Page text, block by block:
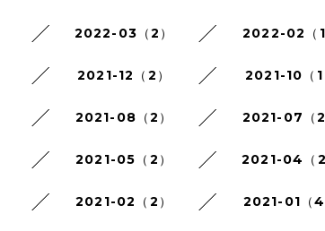
2022-03（2） 2022-02（
2021-12（2） 2021-10（1
2021-08（2） 2021-07（
2021-05（2） 2021-04（
2021-02（2） 2021-01（